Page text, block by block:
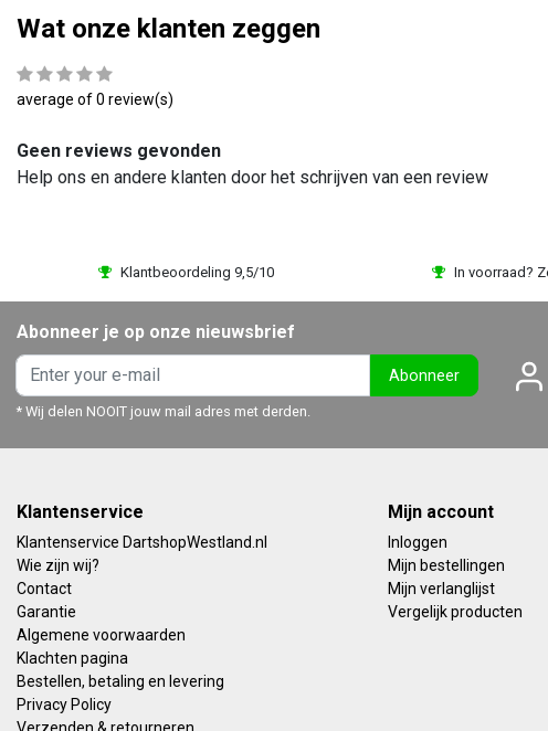
Wat onze klanten zeggen
average of 0 review(s)
Geen reviews gevonden
Help ons en andere klanten door het schrijven van een review
Klantbeoordeling 9,5/10 In voorraad?
Abonneer je op onze nieuwsbrief
Abonneer
* Wij delen NOOIT jouw mail adres met derden.
Klantenservice
Klantenservice DartshopWestland.nl
Wie zijn wij?
Contact
Garantie
Algemene voorwaarden
Klachten pagina
Bestellen, betaling en levering
Privacy Policy
Mijn account
Inloggen
Mijn bestellingen
Mijn verlanglijst
Vergelijk producten